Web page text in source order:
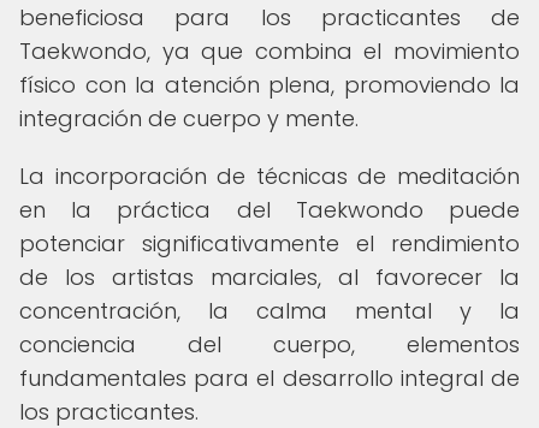
beneficiosa para los practicantes de
Taekwondo, ya que combina el movimiento
físico con la atención plena, promoviendo la
integración de cuerpo y mente.
La incorporación de técnicas de meditación
en la práctica del Taekwondo puede
potenciar significativamente el rendimiento
de los artistas marciales, al favorecer la
concentración, la calma mental y la
conciencia del cuerpo, elementos
fundamentales para el desarrollo integral de
los practicantes.